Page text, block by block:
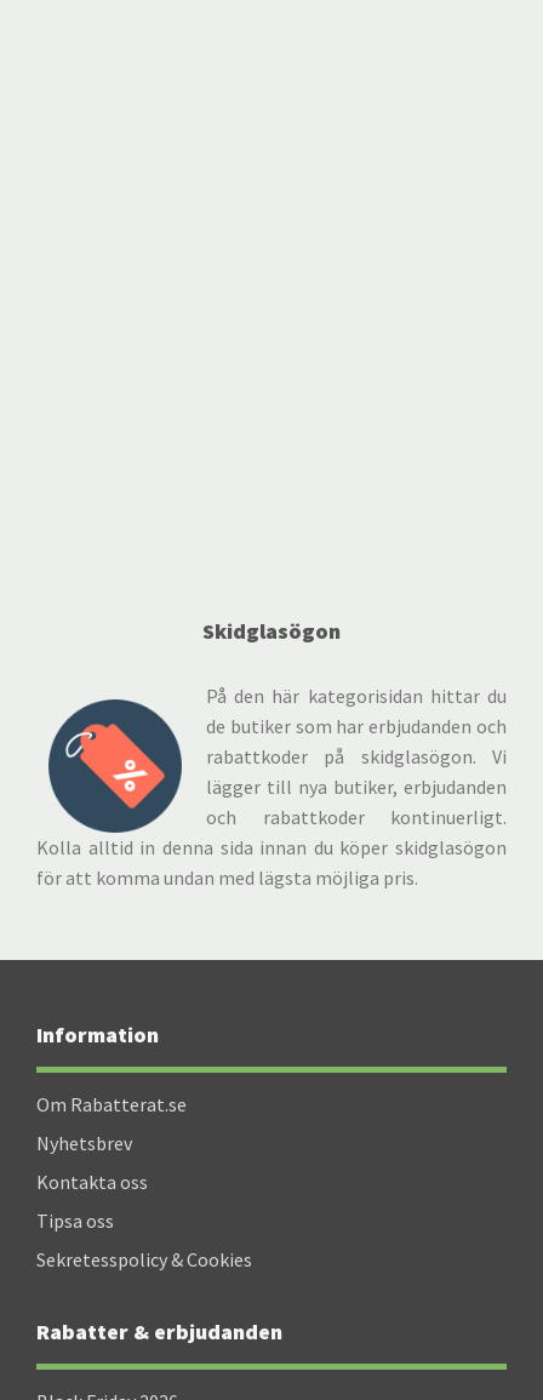
Skidglasögon
På den här kategorisidan hittar du
de butiker som har erbjudanden och
rabattkoder på skidglasögon. Vi
lägger till nya butiker, erbjudanden
och rabattkoder kontinuerligt.
Kolla alltid in denna sida innan du köper skidglasögon
för att komma undan med lägsta möjliga pris.
Information
Om Rabatterat.se
Nyhetsbrev
Kontakta oss
Tipsa oss
Sekretesspolicy & Cookies
Rabatter & erbjudanden